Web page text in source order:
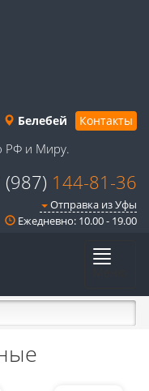
Белебей Контакты
РФ и Миру.
(987) 144-81-36
Отправка из Уфы
Ежедневно: 10.00 - 19.00